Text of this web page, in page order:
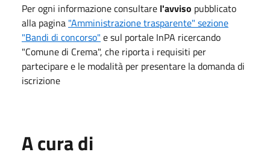
Per ogni informazione consultare l'avviso pubblicato
alla pagina "Amministrazione trasparente" sezione
"Bandi di concorso" e sul portale InPA ricercando
"Comune di Crema", che riporta i requisiti per
partecipare e le modalità per presentare la domanda di
iscrizione
A cura di